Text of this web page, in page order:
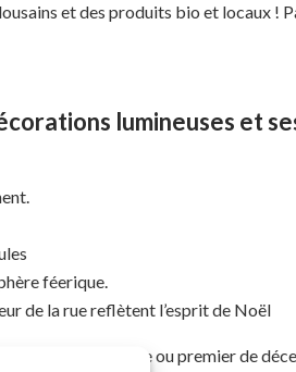
et des produits bio et locaux !
lumineuses et
féerique.
de la rue reflètent l’esprit de Noël
ends de Novembre ou premier de